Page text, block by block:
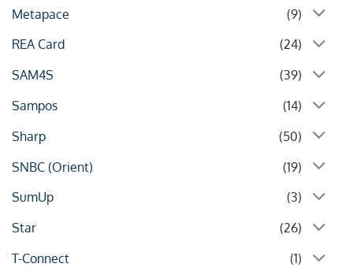
Metapace
(9)
REA Card
(24)
SAM4S
(39)
Sampos
(14)
Sharp
(50)
SNBC (Orient)
(19)
SumUp
(3)
Star
(26)
T-Connect
(1)